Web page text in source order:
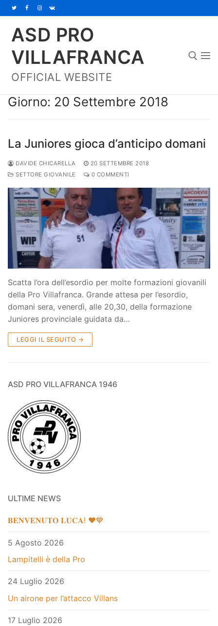
al
contenuto
ASD PRO
VILLAFRANCA
OFFICIAL WEBSITE
Home
Società
La Storia
Organigramma
Centro Sportivo
Prima Squadra
Settore Giovanile
Organizzazione
Piccoli amici
Pulcini
Campionati
Eccellenza
Settore Giovanile
Contatti
Sponsor
Giorno: 20 Settembre 2018
La Juniores gioca d’anticipo domani
DAVIDE CHICARELLA
20 SETTEMBRE 2018
SETTORE GIOVANILE
0 COMMENTI
Scatta l’ora dell’esordio per molte formazioni giovanili
della Pro Villafranca. Grande attesa per l’esordio,
domani sera, venerdì, alle 20,30, della formazione
Juniores provinciale guidata da…
LEGGI IL SEGUITO →
ASD PRO VILLAFRANCA 1946
ULTIME NEWS
𝐁𝐄𝐍𝐕𝐄𝐍𝐔𝐓𝐎 𝐋𝐔𝐂𝐀! ❤️💙
5 Agosto 2026
Lampitelli è della Pro
24 Luglio 2026
Un airone per l’attacco Villans
17 Luglio 2026